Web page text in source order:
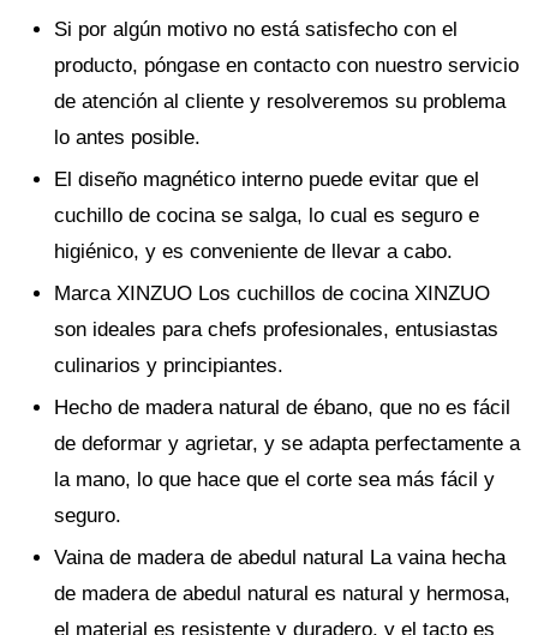
Si por algún motivo no está satisfecho con el
producto, póngase en contacto con nuestro servicio
de atención al cliente y resolveremos su problema
lo antes posible.
El diseño magnético interno puede evitar que el
cuchillo de cocina se salga, lo cual es seguro e
higiénico, y es conveniente de llevar a cabo.
Marca XINZUO Los cuchillos de cocina XINZUO
son ideales para chefs profesionales, entusiastas
culinarios y principiantes.
Hecho de madera natural de ébano, que no es fácil
de deformar y agrietar, y se adapta perfectamente a
la mano, lo que hace que el corte sea más fácil y
seguro.
Vaina de madera de abedul natural La vaina hecha
de madera de abedul natural es natural y hermosa,
el material es resistente y duradero, y el tacto es